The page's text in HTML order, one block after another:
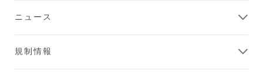
ニュース
規制情報